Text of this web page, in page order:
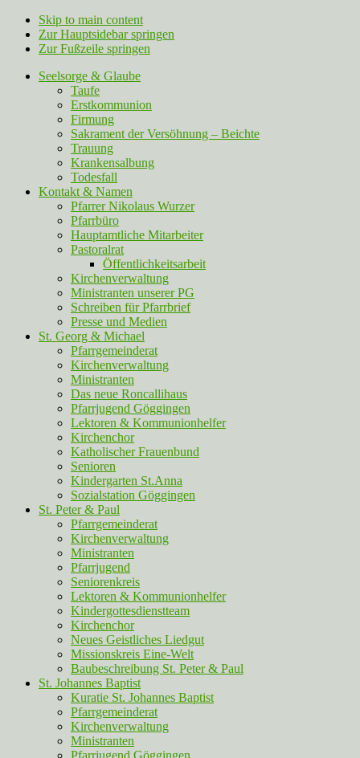
Skip to main content
Zur Hauptsidebar springen
Zur Fußzeile springen
Seelsorge & Glaube
Taufe
Erstkommunion
Firmung
Sakrament der Versöhnung – Beichte
Trauung
Krankensalbung
Todesfall
Kontakt & Namen
Pfarrer Nikolaus Wurzer
Pfarrbüro
Hauptamtliche Mitarbeiter
Pastoralrat
Öffentlichkeitsarbeit
Kirchenverwaltung
Ministranten unserer PG
Schreiben für Pfarrbrief
Presse und Medien
St. Georg & Michael
Pfarrgemeinderat
Kirchenverwaltung
Ministranten
Das neue Roncallihaus
Pfarrjugend Göggingen
Lektoren & Kommunionhelfer
Kirchenchor
Katholischer Frauenbund
Senioren
Kindergarten St.Anna
Sozialstation Göggingen
St. Peter & Paul
Pfarrgemeinderat
Kirchenverwaltung
Ministranten
Pfarrjugend
Seniorenkreis
Lektoren & Kommunionhelfer
Kindergottesdienstteam
Kirchenchor
Neues Geistliches Liedgut
Missionskreis Eine-Welt
Baubeschreibung St. Peter & Paul
St. Johannes Baptist
Kuratie St. Johannes Baptist
Pfarrgemeinderat
Kirchenverwaltung
Ministranten
Pfarrjugend Göggingen